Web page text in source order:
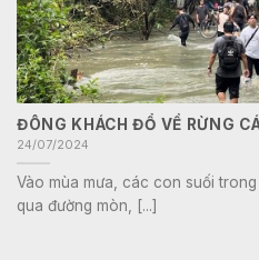
ĐÔNG KHÁCH ĐỔ VỀ RỪNG
24/07/2024
Vào mùa mưa, các con suối
qua đường mòn, [...]